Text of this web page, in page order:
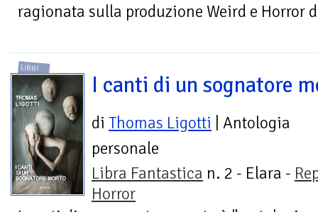
ragionata sulla produzione Weird e Horror
LIBRI
I canti di un sognatore
di Thomas Ligotti | Antologia
personale
Libra Fantastica n. 2 - Elara -
Horror